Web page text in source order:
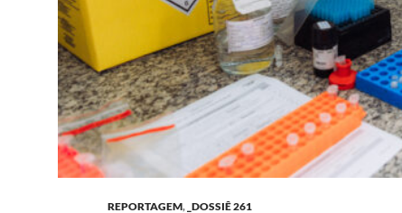
REPORTAGEM, _DOSSIÊ 261